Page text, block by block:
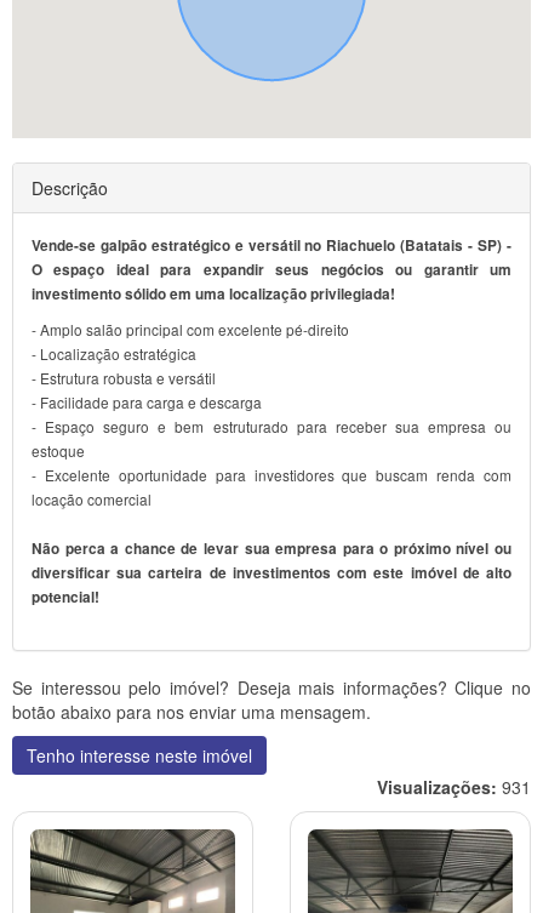
Descrição
Vende-se galpão estratégico e versátil no Riachuelo (Batatais - SP) -
O espaço ideal para expandir seus negócios ou garantir um
investimento sólido em uma localização privilegiada!
- Amplo salão principal com excelente pé-direito
- Localização estratégica
- Estrutura robusta e versátil
- Facilidade para carga e descarga
- Espaço seguro e bem estruturado para receber sua empresa ou
estoque
- Excelente oportunidade para investidores que buscam renda com
locação comercial
Não perca a chance de levar sua empresa para o próximo nível ou
diversificar sua carteira de investimentos com este imóvel de alto
potencial!
Se interessou pelo imóvel? Deseja mais informações? Clique no
botão abaixo para nos enviar uma mensagem.
Tenho interesse neste imóvel
Visualizações: 931